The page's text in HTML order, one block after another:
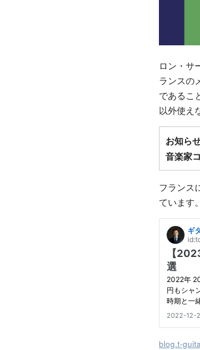
ロン・サ
ランスの
であるこ
以外使え
お知ら
音楽家
フランス
ています
blog.t-